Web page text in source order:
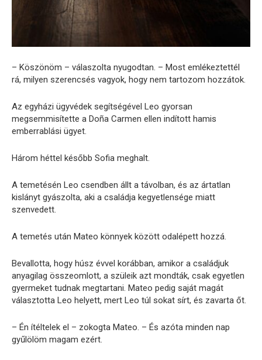
– Köszönöm – válaszolta nyugodtan. – Most emlékeztettél
rá, milyen szerencsés vagyok, hogy nem tartozom hozzátok.
Az egyházi ügyvédek segítségével Leo gyorsan
megsemmisítette a Doña Carmen ellen indított hamis
emberrablási ügyet.
Három héttel később Sofia meghalt.
A temetésén Leo csendben állt a távolban, és az ártatlan
kislányt gyászolta, aki a családja kegyetlensége miatt
szenvedett.
A temetés után Mateo könnyek között odalépett hozzá.
Bevallotta, hogy húsz évvel korábban, amikor a családjuk
anyagilag összeomlott, a szüleik azt mondták, csak egyetlen
gyermeket tudnak megtartani. Mateo pedig saját magát
választotta Leo helyett, mert Leo túl sokat sírt, és zavarta őt.
– Én ítéltelek el – zokogta Mateo. – És azóta minden nap
gyűlölöm magam ezért.